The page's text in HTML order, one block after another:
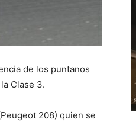
de los puntanos
Clase 3.
208) quien se